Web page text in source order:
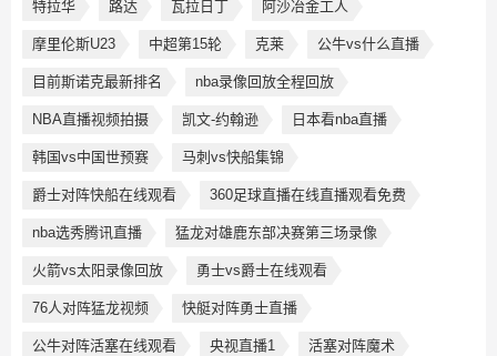
特拉华 路达 瓦拉日丁 阿沙冶金工人
摩里伦斯U23 中超第15轮 克莱 公牛vs什么直播
目前斯诺克最新排名 nba录像回放全程回放
NBA直播视频拍摄 凯文-约翰逊 日本看nba直播
韩国vs中国世预赛 马刺vs快船集锦
爵士对阵快船在线观看 360足球直播在线直播观看免费
nba选秀腾讯直播 猛龙对雄鹿东部决赛第三场录像
火箭vs太阳录像回放 勇士vs爵士在线观看
76人对阵猛龙视频 快艇对阵勇士直播
公牛对阵活塞在线观看 央视直播1 活塞对阵魔术